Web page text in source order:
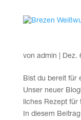
von admin Dez.
Bist du bereit für
Unser neu­er
li­ches Rezept
In die­sem